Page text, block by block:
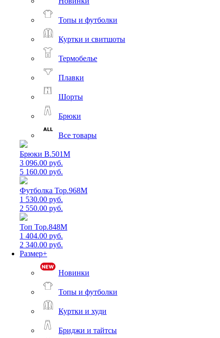
Топы и футболки
Куртки и свитшоты
Термобелье
Плавки
Шорты
Брюки
Все товары
Брюки B.501M
3 096.00 руб.
5 160.00 руб.
Футболка Top.968M
1 530.00 руб.
2 550.00 руб.
Топ Top.848M
1 404.00 руб.
2 340.00 руб.
Размер+
Новинки
Топы и футболки
Куртки и худи
Бриджи и тайтсы